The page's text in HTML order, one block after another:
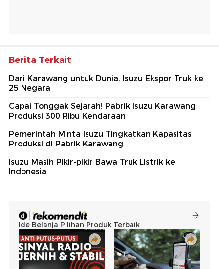
Berita Terkait
Dari Karawang untuk Dunia, Isuzu Ekspor Truk ke
25 Negara
Capai Tonggak Sejarah! Pabrik Isuzu Karawang
Produksi 300 Ribu Kendaraan
Pemerintah Minta Isuzu Tingkatkan Kapasitas
Produksi di Pabrik Karawang
Isuzu Masih Pikir-pikir Bawa Truk Listrik ke
Indonesia